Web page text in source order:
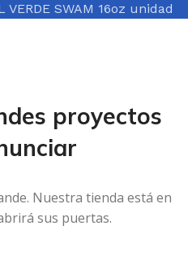
VERDE SWAM 16oz unidad
proyectos
Nuestra tienda está en
sus puertas.